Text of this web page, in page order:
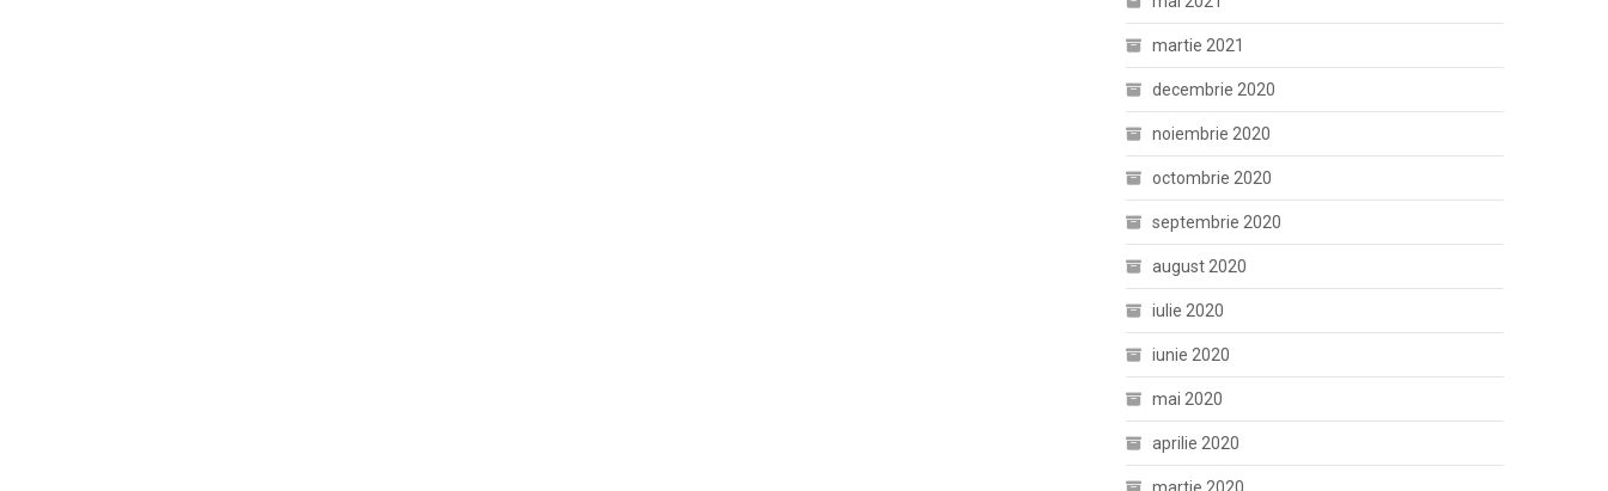
martie 2021
decembrie 2020
noiembrie 2020
octombrie 2020
septembrie 2020
august 2020
iulie 2020
iunie 2020
mai 2020
aprilie 2020